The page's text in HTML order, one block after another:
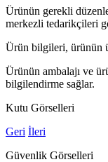
Ürünün gerekli
merkezli tedarikçileri
Ürün bilgileri, ürünün
Ürünün ambalajı ve
bilgilendirme sağlar.
Kutu Görselleri
Geri İleri
Güvenlik Görselleri